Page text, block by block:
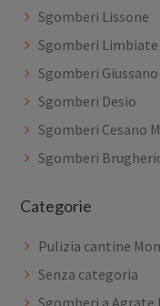
Sgomberi Lissone
Sgomberi Limbiate
Sgomberi Giussano
Sgomberi Desio
Sgomberi Cesano
Sgomberi
Categorie
Pulizia cantine
Senza categoria